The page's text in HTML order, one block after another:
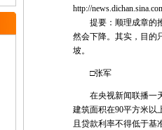
http://
提要：顺理成章的推
然会下降。其实，目的
坡。
□张军
在央视新闻联播一天
建筑面积在90平方米以
且贷款利率不得低于基